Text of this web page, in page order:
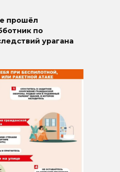
прошёл
по
урагана